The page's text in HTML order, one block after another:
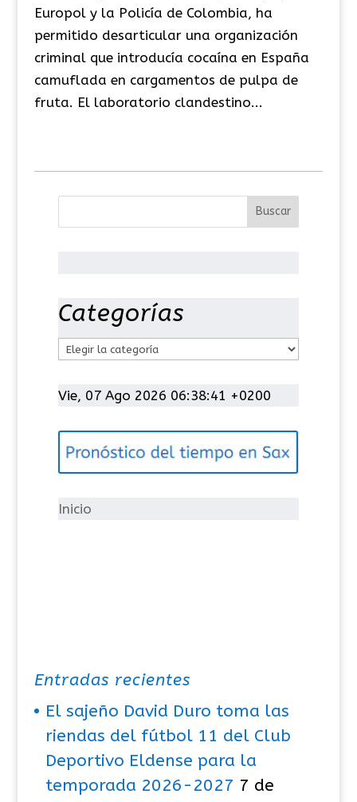
Europol y la Policía de Colombia, ha
permitido desarticular una organización
criminal que introducía cocaína en España
camuflada en cargamentos de pulpa de
fruta. El laboratorio clandestino...
Categorías
t
g
í
Vie, 07 Ago 2026 06:38:42 +0200
Inicio
Entradas recientes
El sajeño David Duro toma las
riendas del fútbol 11 del Club
Deportivo Eldense para la
temporada 2026-2027 7 de